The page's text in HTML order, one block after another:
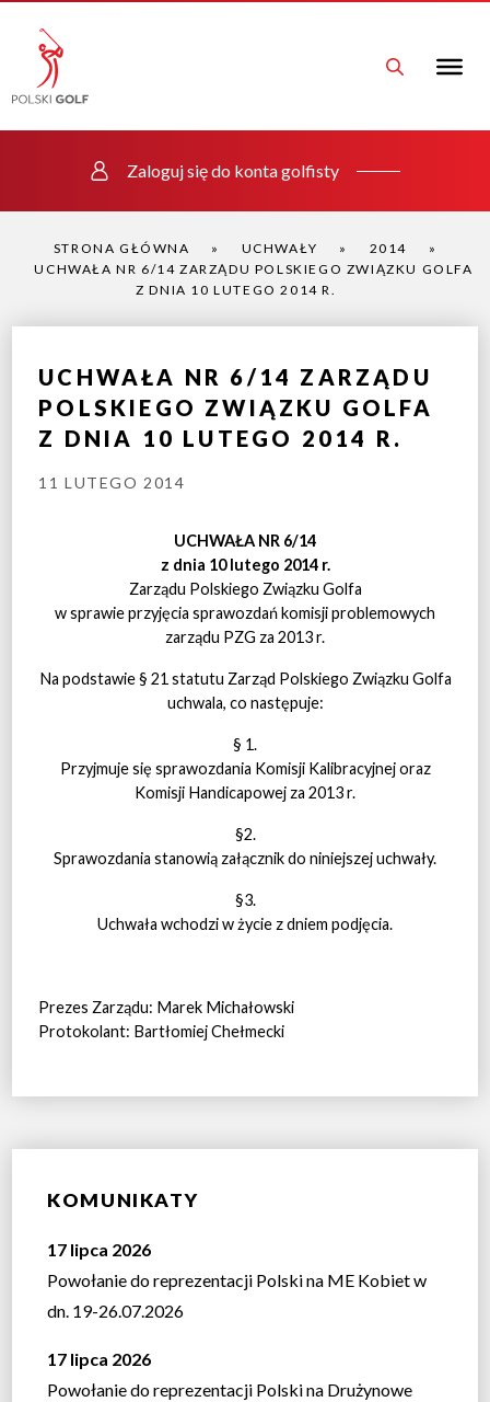
Zaloguj się do konta golfisty
STRONA GŁÓWNA » UCHWAŁY » 2014
»
UCHWAŁA NR 6/14 ZARZĄDU POLSKIEGO ZWIĄZKU GOLFA
Z DNIA 10 LUTEGO 2014 R.
UCHWAŁA NR 6/14 ZARZĄDU
POLSKIEGO ZWIĄZKU GOLFA
Z DNIA 10 LUTEGO 2014 R.
11 LUTEGO 2014
UCHWAŁA NR 6/14
z dnia 10 lutego 2014 r.
Zarządu Polskiego Związku Golfa
w sprawie przyjęcia sprawozdań komisji problemowych
zarządu PZG za 2013 r.
Na podstawie § 21 statutu Zarząd Polskiego Związku Golfa
uchwala, co następuje:
§ 1.
Przyjmuje się sprawozdania Komisji Kalibracyjnej oraz
Komisji Handicapowej za 2013 r.
§2.
Sprawozdania stanowią załącznik do niniejszej uchwały.
§3.
Uchwała wchodzi w życie z dniem podjęcia.
Prezes Zarządu: Marek Michałowski
Protokolant: Bartłomiej Chełmecki
KOMUNIKATY
17 lipca 2026
Powołanie do reprezentacji Polski na ME Kobiet w
dn. 19-26.07.2026
17 lipca 2026
Powołanie do reprezentacji Polski na Drużynowe